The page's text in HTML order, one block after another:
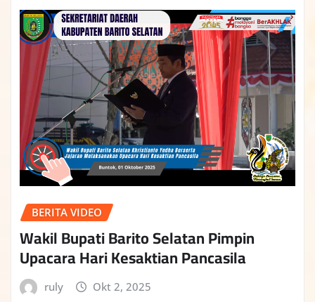
BERITA VIDEO
Wakil Bupati Barito Selatan Pimpin
Upacara Hari Kesaktian Pancasila
ruly Okt 2, 2025